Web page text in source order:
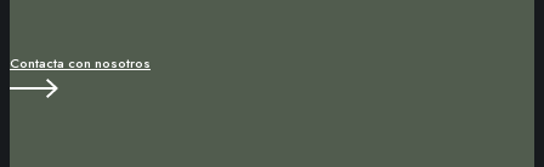
Contacta con nosotros